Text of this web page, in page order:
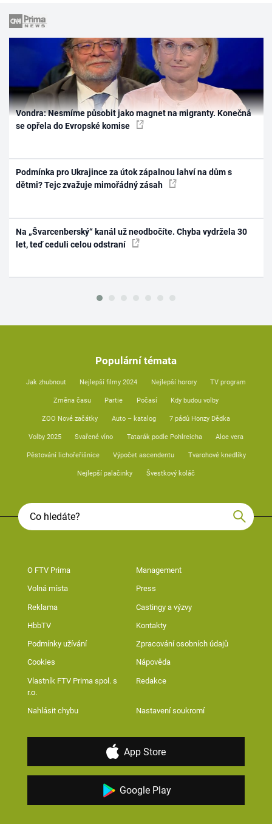
Vondra: Nesmíme působit jako magnet na migranty. Konečná
se opřela do Evropské komise
Podmínka pro Ukrajince za útok zápalnou lahví na dům s
dětmi? Tejc zvažuje mimořádný zásah
Na „Švarcenberský“ kanál už neodbočíte. Chyba vydržela 30
let, teď ceduli celou odstraní
Populární témata
Jak zhubnout Nejlepší filmy 2024 Nejlepší horory TV program
Změna času Partie Počasí Kdy budou volby
ZOO Nové začátky Auto – katalog 7 pádů Honzy Dědka
Volby 2025 Svařené víno Tatarák podle Pohlreicha Aloe vera
Pěstování lichořeřišnice Výpočet ascendentu Tvarohové knedlíky
Nejlepší palačinky Švestkový koláč
O FTV Prima Management
Volná místa Press
Reklama Castingy a výzvy
HbbTV Kontakty
Podmínky užívání Zpracování osobních údajů
Cookies Nápověda
Vlastník FTV Prima spol. s
r.o.
Redakce
Nahlásit chybu Nastavení soukromí
App Store
Google Play